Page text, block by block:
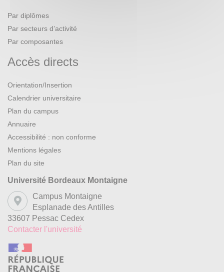
Par diplômes
Par secteurs d’activité
Par composantes
Accès directs
Orientation/Insertion
Calendrier universitaire
Plan du campus
Annuaire
Accessibilité : non conforme
Mentions légales
Plan du site
Université Bordeaux Montaigne
Campus Montaigne
Esplanade des Antilles
33607 Pessac Cedex
Contacter l'université